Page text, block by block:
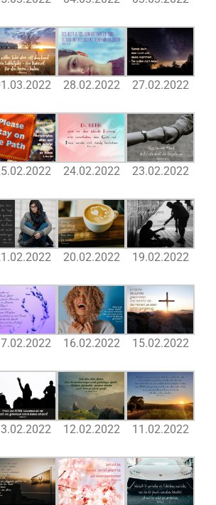
28.02.2022 27.02.2022
24.02.2022 23.02.2022
20.02.2022 19.02.2022
16.02.2022 15.02.2022
12.02.2022 11.02.2022